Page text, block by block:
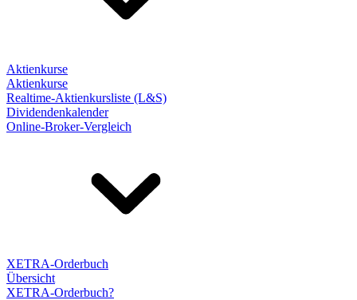
Aktienkurse
Aktienkurse
Realtime-Aktienkursliste (L&S)
Dividendenkalender
Online-Broker-Vergleich
XETRA-Orderbuch
Übersicht
XETRA-Orderbuch?